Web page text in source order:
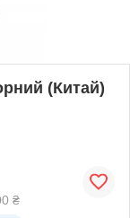
(Китай)
₴